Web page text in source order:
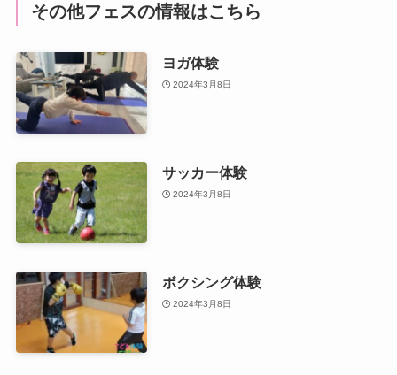
その他フェスの情報はこちら
ヨガ体験
2024年3月8日
サッカー体験
2024年3月8日
ボクシング体験
2024年3月8日